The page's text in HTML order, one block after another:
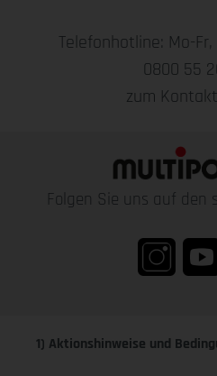
Telefonhotline: Mo-Fr,
0800 55
zum
Folgen Sie uns auf den
1) Aktionshinweise und